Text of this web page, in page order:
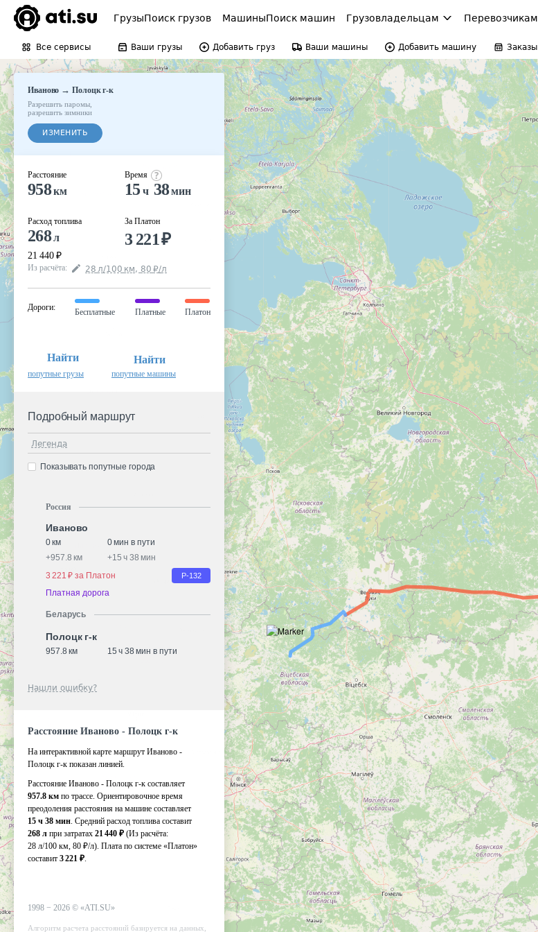
ГрузыПоиск грузов МашиныПоиск машин Грузовладельцам Перевозчикам
Все сервисы Ваши грузы Добавить груз Ваши машины Добавить машину Заказы
Иваново →Полоцк г-к
Разрешить паромы
разрешить зимники
ИЗМЕНИТЬ
Расстояние
958км
Расход топлива
268л
21 440 ₽
Время
15 ч 38мин
За Платон
3 221₽
Из расчёта: 28 л/100 км, 80 ₽/л
Дороги:
Бесплатные Платные Платон
Найти
попутные грузы
Найти
попутные машины
Подробный маршрут
Легенда
Показывать попутные города
Россия
Иваново
0 км
0 мин в пути
+957.8 км +15 ч 38 мин
3 221 ₽ за Платон
Р-132
Платная дорога
Беларусь
Полоцк г-к
957.8 км 15 ч 38 мин в пути
Нашли ошибку?
Расстояние Иваново - Полоцк г-к
На интерактивной карте маршрут Иваново -
Полоцк г-к показан линией.
Расстояние Иваново - Полоцк г-к составляет
957.8 км по трассе. Ориентировочное время
преодоления расстояния на машине составляет
15 ч 38 мин. Средний расход топлива составит
268 л при затратах 21 440 ₽ (Из расчёта:
28 л/100 км, 80 ₽/л). Плата по системе «Платон»
составит 3 221 ₽.
1998 − 2026 © «ATI.SU»
Алгоритм расчета расстояний базируется на данных,